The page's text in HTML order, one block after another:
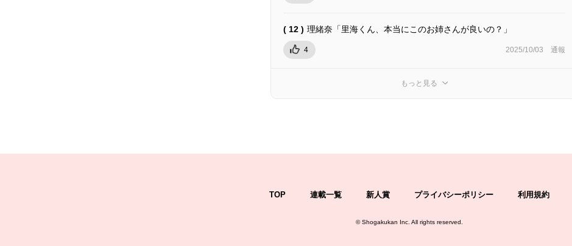
( 12 ) 理緒奈「里海くん、本当にこのお姉さんが良いの？」
4 2025/10/03 通報
もっと見る
TOP 連載一覧 新人賞 プライバシーポリシー 利用規約
©Shogakukan Inc. All rights reserved.